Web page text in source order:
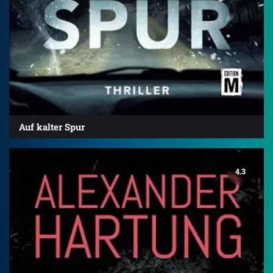
Auf kalter Spur
4.3